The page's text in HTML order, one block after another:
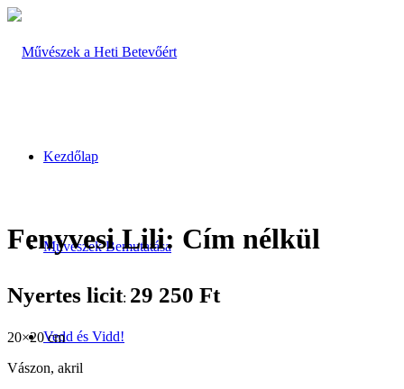
Kezdőlap
Művészek Bemutatása
Vedd és Vidd!
Fenyvesi Lili: Cím nélkül
Nyertes licit: 29 250 Ft
20×20 cm
Vászon, akril